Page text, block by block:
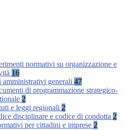
normativi su organizzazione e
16
amministrativi generali 47
di programmazione strategico-
2
e leggi regionali 2
disciplinare e codice di condotta 2
per cittadini e imprese 2